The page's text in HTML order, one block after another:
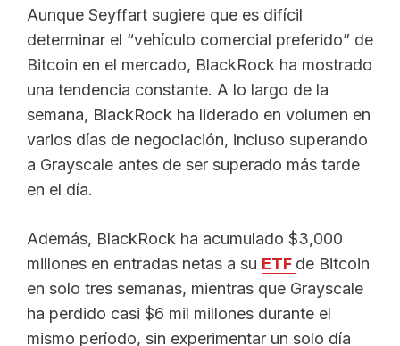
Aunque Seyffart sugiere que es difícil
determinar el “vehículo comercial preferido” de
Bitcoin en el mercado, BlackRock ha mostrado
una tendencia constante. A lo largo de la
semana, BlackRock ha liderado en volumen en
varios días de negociación, incluso superando
a Grayscale antes de ser superado más tarde
en el día.
Además, BlackRock ha acumulado $3,000
millones en entradas netas a su ETF de Bitcoin
en solo tres semanas, mientras que Grayscale
ha perdido casi $6 mil millones durante el
mismo período, sin experimentar un solo día